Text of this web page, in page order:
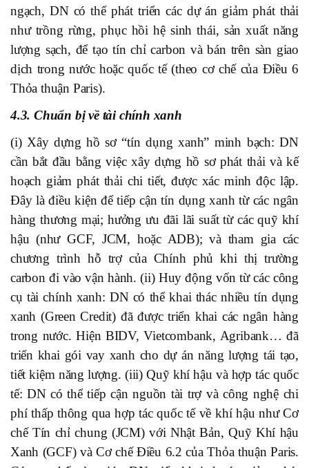
ngạch, DN có thể phát triển các dự án giảm phát thải
như trồng rừng, phục hồi hệ sinh thái, sản xuất năng
lượng sạch, để tạo tín chỉ carbon và bán trên sàn giao
dịch trong nước hoặc quốc tế (theo cơ chế của Điều 6
Thỏa thuận Paris).
4.3. Chuẩn bị về tài chính xanh
(i) Xây dựng hồ sơ “tín dụng xanh” minh bạch: DN
cần bắt đầu bằng việc xây dựng hồ sơ phát thải và kế
hoạch giảm phát thải chi tiết, được xác minh độc lập.
Đây là điều kiện để tiếp cận tín dụng xanh từ các ngân
hàng thương mại; hưởng ưu đãi lãi suất từ các quỹ khí
hậu (như GCF, JCM, hoặc ADB); và tham gia các
chương trình hỗ trợ của Chính phủ khi thị trường
carbon đi vào vận hành. (ii) Huy động vốn từ các công
cụ tài chính xanh: DN có thể khai thác nhiều tín dụng
xanh (Green Credit) đã được triển khai các ngân hàng
trong nước. Hiện BIDV, Vietcombank, Agribank… đã
triển khai gói vay xanh cho dự án năng lượng tái tạo,
tiết kiệm năng lượng. (iii) Quỹ khí hậu và hợp tác quốc
tế: DN có thể tiếp cận nguồn tài trợ và công nghệ chi
phí thấp thông qua hợp tác quốc tế về khí hậu như Cơ
chế Tín chỉ chung (JCM) với Nhật Bản, Quỹ Khí hậu
Xanh (GCF) và Cơ chế Điều 6.2 của Thỏa thuận Paris.